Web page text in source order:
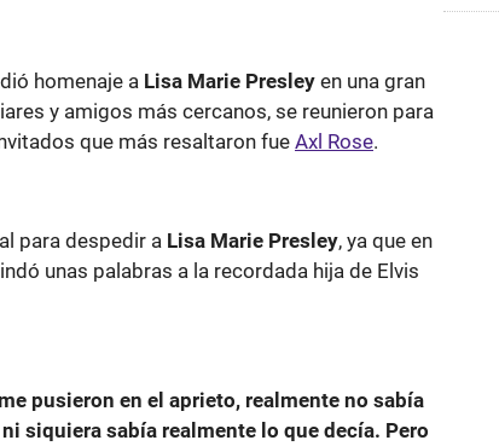
homenaje a Lisa Marie Presley en una gran
y amigos más cercanos, se reunieron para
que más resaltaron fue Axl Rose.
para despedir a Lisa Marie Presley, ya que en
unas palabras a la recordada hija de Elvis
pusieron en el aprieto, realmente no sabía
siquiera sabía realmente lo que decía. Pero